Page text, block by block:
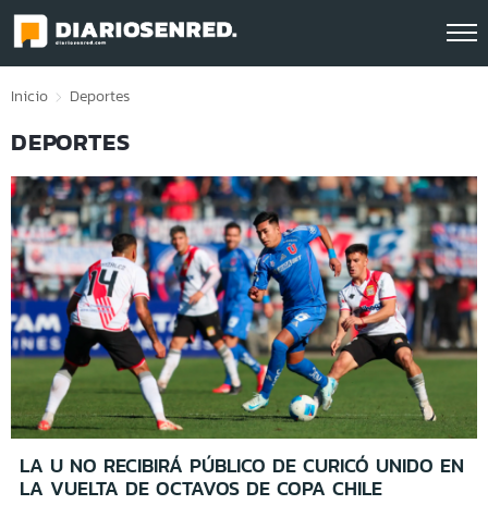
Click acá para ir directamente al contenido
Inicio Deportes
DEPORTES
LA U NO RECIBIRÁ PÚBLICO DE CURICÓ UNIDO EN
LA VUELTA DE OCTAVOS DE COPA CHILE